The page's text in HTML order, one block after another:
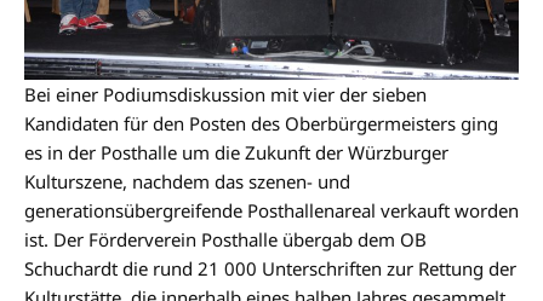
Bei einer Podiumsdiskussion mit vier der sieben
Kandidaten für den Posten des Oberbürgermeisters ging
es in der Posthalle um die Zukunft der Würzburger
Kulturszene, nachdem das szenen- und
generationsübergreifende Posthallenareal verkauft worden
ist. Der Förderverein Posthalle übergab dem OB
Schuchardt die rund 21 000 Unterschriften zur Rettung der